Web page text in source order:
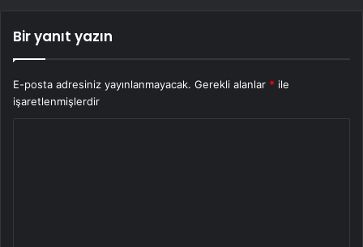
Bir yanıt yazın
E-posta adresiniz yayınlanmayacak. Gerekli alanlar * ile
işaretlenmişlerdir